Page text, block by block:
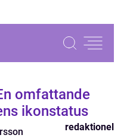
omfattande
ikonstatus
redaktionel